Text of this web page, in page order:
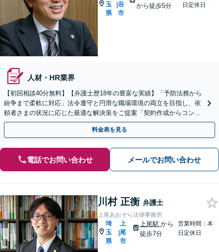
玉
県
|谷
市
から徒歩5分
日定休日
人材・HR業界
【初回相談40分無料】【弁護士歴18年の豊富な実績】「予防法務から
紛争まで柔軟に対応」法令遵守と円滑な職場環境の両立を目指し、依
頼者さまの状況に応じた最適な解決策をご提案「契約作成からコンプ
ライアンス体制構築まで、幅広い法的課題に対応」
料金表を見る
電話でお問い合わせ メールでお問い合わせ
川村 正衡 弁護士
上尾あおぞら法律事務所
埼
玉
県
|
上
尾
市
上尾駅から
徒歩7分
営業時間：本
日定休日